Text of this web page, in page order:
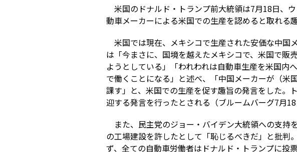
米国のドナルド・トランプ前大統領は7月18日、
動車メーカーによる米国での生産を認めると取れる
米国では現在、メキシコで生産された安価な中国
は「今まさに、国境を越えたメキシコで、米国で販
ようとしている」「われわれは自動車生産を米国内
で働くことになる」と述べ、「中国メーカーが（
課す」と、米国での生産を促す趣旨の発言をした。
迎する発言を行ったとされる（ブルームバーグ7月18
また、民主党のジョー・バイデン大統領への支
の工場建設を許したとして「恥じるべきだ」と批判
ず、全ての自動車労働者はドナルド・トランプに投